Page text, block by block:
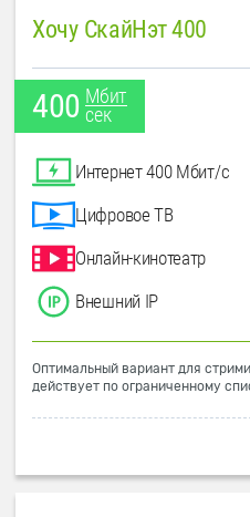
Хочу СкайНэт 400
400 Мбит
сек
Интернет 400 Мбит/с
Цифровое ТВ
Онлайн-кинотеатр
Внешний IP
Оптимальный вариант для
действует по ограниченному